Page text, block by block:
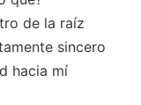
de la raíz
sincero
hacia mí